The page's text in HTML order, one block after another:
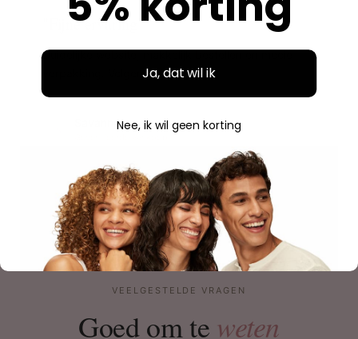
"Fijne ervaring"
Duidelijke website, makkelijk bestellen en mooie
verpakking. Volgende keer weer.
Savannah
VEELGESTELDE VRAGEN
Goed om te weten
Ja, dat wil ik
Nee, ik wil geen korting